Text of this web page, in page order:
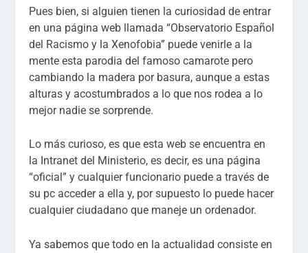
Pues bien,si alguien tienen la curiosidad de entrar
en una página web llamada“Observatorio Español
del Racismo y la Xenofobia” puede venirle a la
mente esta parodia del famoso camarote pero
cambiando la madera por basura, aunque a estas
alturas y acostumbrados a lo que nos rodea a lo
mejor nadie se sorprende.
Lo más curioso, es que esta web se encuentra en
la Intranet del Ministerio, es decir, es una página
“oficial” y cualquier funcionario puede a través de
su pc acceder aella y, por supuesto lo puede hacer
cualquier ciudadano que maneje unordenador.
Ya sabemos que todo en la actualidad consiste en